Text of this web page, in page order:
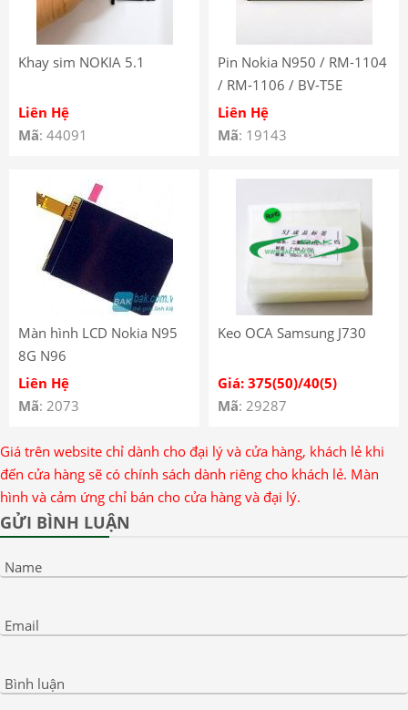
Khay sim NOKIA 5.1
Liên Hệ
Mã: 44091
Pin Nokia N950 / RM-1104
/ RM-1106 / BV-T5E
Liên Hệ
Mã: 19143
Màn hình LCD Nokia N95
8G N96
Liên Hệ
Mã: 2073
Keo OCA Samsung J730
Giá: 375(50)/40(5)
Mã: 29287
Giá trên website chỉ dành cho đại lý và cửa hàng, khách lẻ khi
đến cửa hàng sẽ có chính sách dành riêng cho khách lẻ. Màn
hình và cảm ứng chỉ bán cho cửa hàng và đại lý.
GỬI BÌNH LUẬN
Name
Email
Bình luận